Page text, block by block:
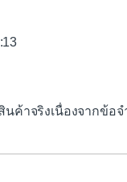
ค้าจริงเนื่องจากข้อ